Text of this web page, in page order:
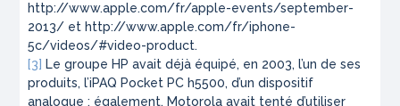
http://www.apple.com/fr/apple-events/september-
2013/ et http://www.apple.com/fr/iphone-
5c/videos/#video-product.
[3] Le groupe HP avait déjà équipé, en 2003, l’un de ses
produits, l’iPAQ Pocket PC h5500, d’un dispositif
analogue ; également, Motorola avait tenté d’utiliser